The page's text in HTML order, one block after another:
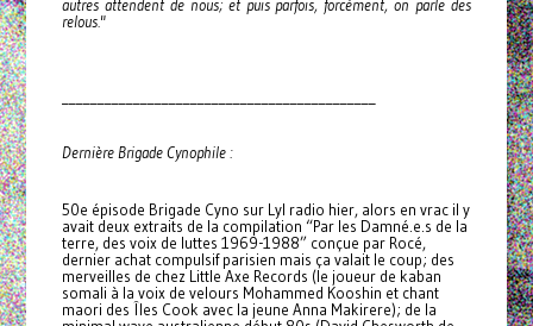
autres attendent de nous; et puis parfois, forcément, on parle des
relous."
Dernière Brigade Cynophile :
50e épisode Brigade Cyno sur Lyl radio hier, alors en vrac il y
avait deux extraits de la compilation “Par les Damné.e.s de la
terre, des voix de luttes 1969-1988” conçue par Rocé,
dernier achat compulsif parisien mais ça valait le coup; des
merveilles de chez Little Axe Records (le joueur de kaban
somali à la voix de velours Mohammed Kooshin et chant
maori des Îles Cook avec la jeune Anna Makirere); de la